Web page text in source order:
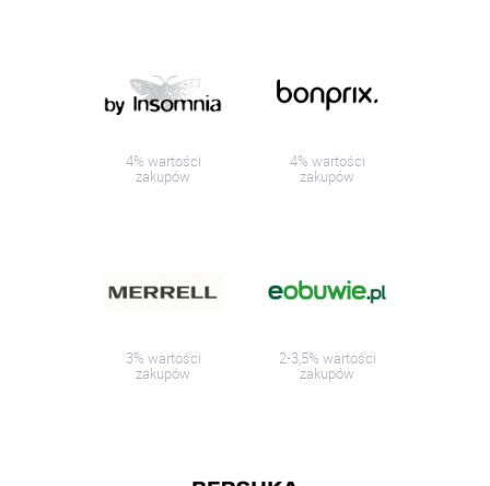
4% wartości
zakupów
4% wartości
zakupów
3% wartości
zakupów
2-3,5% wartości
zakupów